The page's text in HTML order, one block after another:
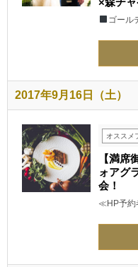
ゴール
2017年9月16日（土）
オススメ
【満
ォアグ
会！
≪HP予約